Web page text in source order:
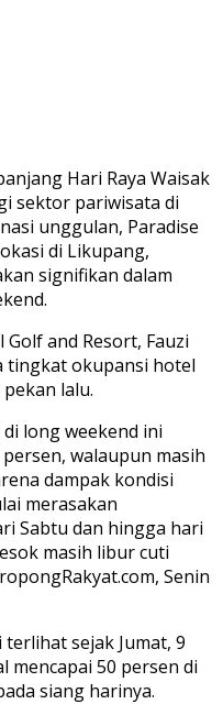
Hari Raya Waisak
sektor pariwisata di
unggulan, Paradise
di Likupang,
signifikan dalam
and Resort, Fauzi
tingkat okupansi hotel
lalu.
long weekend ini
walaupun masih
dampak kondisi
merasakan
Sabtu dan hingga hari
masih libur cuti
Senin
sejak Jumat, 9
mencapai 50 persen di
siang harinya.